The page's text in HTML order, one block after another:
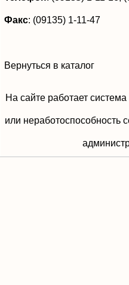
Факс: (09135) 1-11-47
Вернуться в каталог
На сайте работает
или неработоспособность